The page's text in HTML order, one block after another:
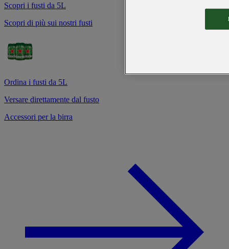
Scopri i fusti da 5L
Scopri di più sui nostri fusti
Ordina i fusti da 5L
Versare direttamente dal fusto
Accessori per la birra